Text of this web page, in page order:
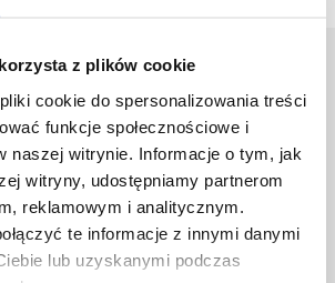
z plików cookie
cookie do spersonalizowania treści
funkcje społecznościowe i
naszej witrynie. Informacje o tym, jak
witryny, udostępniamy partnerom
reklamowym i analitycznym.
te informacje z innymi danymi
lub uzyskanymi podczas
Rzeszowski
Rejtana 16C